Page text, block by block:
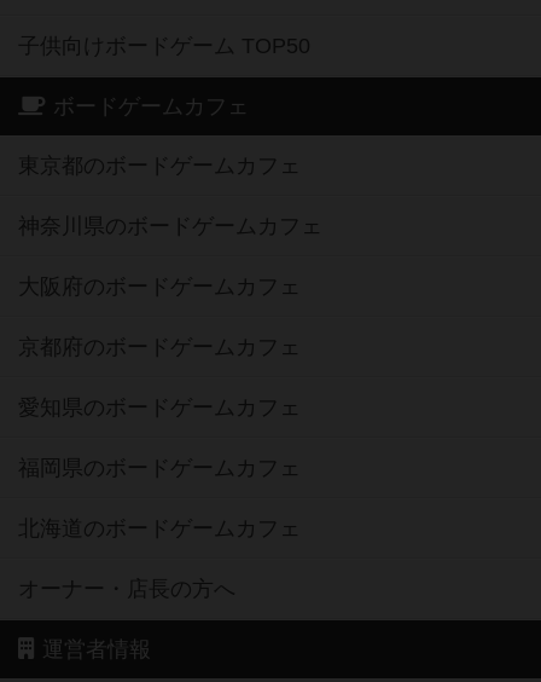
子供向けボードゲーム TOP50
ボードゲームカフェ
東京都のボードゲームカフェ
神奈川県のボードゲームカフェ
大阪府のボードゲームカフェ
京都府のボードゲームカフェ
愛知県のボードゲームカフェ
福岡県のボードゲームカフェ
北海道のボードゲームカフェ
オーナー・店長の方へ
運営者情報